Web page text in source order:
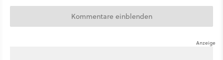
Kommentare einblenden